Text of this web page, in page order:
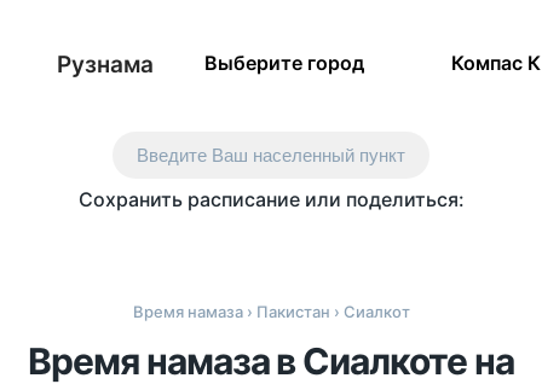
Рузнама Выберите город Компас
Введите Ваш населенный пункт
Сохранить расписание или поделиться:
Время намаза› Пакистан › Сиалкот
Время намаза в Сиалкоте на